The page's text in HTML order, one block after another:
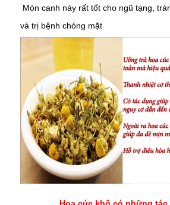
Món canh này rất tốt cho ngũ tạng,
và trị bệnh chóng mặt